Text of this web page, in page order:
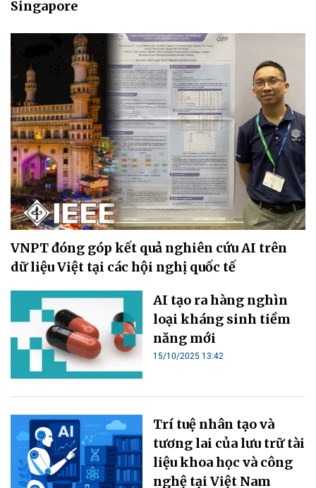
Singapore
VNPT đóng góp kết quả nghiên cứu AI trên
dữ liệu Việt tại các hội nghị quốc tế
‏AI tạo ra hàng nghìn
loại kháng sinh tiềm
15/10/2025 13:42
Trí tuệ nhân tạo và
tương lai của lưu trữ tài
liệu khoa học và công
nghệ tại Việt Nam